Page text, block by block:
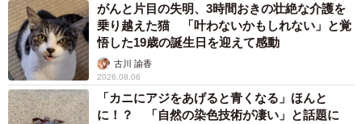
がんと片目の失明、3時間おきの壮絶な介護を
乗り越えた猫 「叶わないかもしれない」と覚
悟した19歳の誕生日を迎えて感動
古川 諭香
2026.08.06
「カニにアジをあげると青くなる」ほんと
に！？ 「自然の染色技術が凄い」と話題に